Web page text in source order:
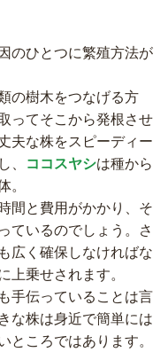
のひとつに繁殖方法が
の樹木をつなげる方
ってそこから発根させ
夫な株をスピーディー
ココスヤシは種から
間と費用がかかり、そ
ているのでしょう。さ
広く確保しなければな
乗せされます。
手伝っていることは言
な株は身近で簡単には
ころではあります。